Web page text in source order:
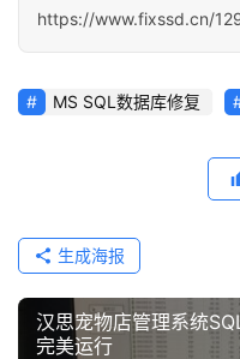
https://www.fixssd.cn/
MS SQL数据库修复
生成海报
汉思宠物店管理系统
完美运行